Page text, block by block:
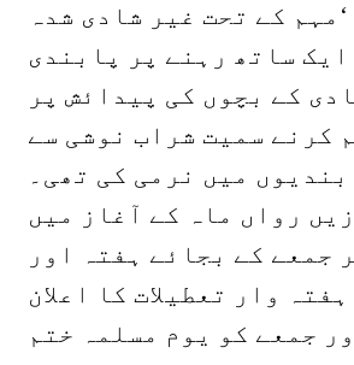
‘مہم کے تحت غیر شادی شدہ
ساتھ رہنے پر پابندی
کے بچوں کی پیدائش پر
کرنے سمیت شراب نوشی سے
میں نرمی کی تھی۔
رواں ماہ کے آغاز میں
جمعے کے بجائے ہفتہ اور
وار تعطیلات کا اعلان
جمعے کو یوم مسلمہ ختم